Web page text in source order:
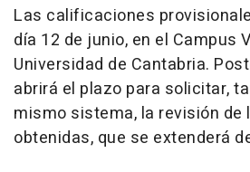
Las calificaciones
día 12 de junio, en el Campus
Universidad de Cantabria.
abrirá el plazo para solicitar,
mismo sistema, la revisión
obtenidas, que se extenderá